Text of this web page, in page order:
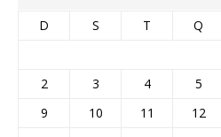
D S T Q
2
3 4 5
9
10 11 12